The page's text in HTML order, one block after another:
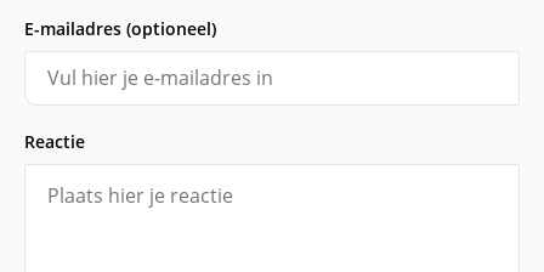
E-mailadres (optioneel)
Reactie